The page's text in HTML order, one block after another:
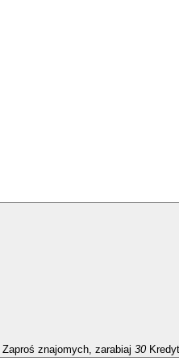
Zaproś znajomych, zarabiaj 30